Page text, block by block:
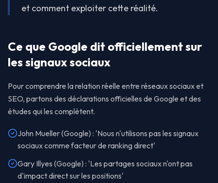
et comment exploiter cette réalité.
Ce que Google dit officiellement sur
les signaux sociaux
Pour comprendre la relation réelle entre réseaux sociaux et
SEO, partons des déclarations officielles de Google et des
études qui les complètent.
John Mueller (Google) : 'Nous n'utilisons pas les signaux
sociaux comme facteur de ranking direct'
Gary Illyes (Google) : 'Les partages sociaux n'ont pas
d'impact direct sur les positions'